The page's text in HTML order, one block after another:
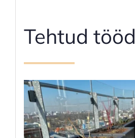
Tehtud tööd